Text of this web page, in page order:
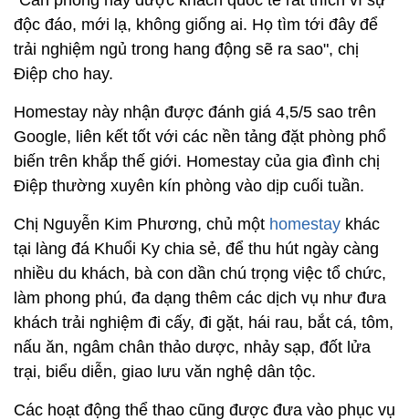
độc đáo, mới lạ, không giống ai. Họ tìm tới đây để
trải nghiệm ngủ trong hang động sẽ ra sao", chị
Điệp cho hay.
Homestay này nhận được đánh giá 4,5/5 sao trên
Google, liên kết tốt với các nền tảng đặt phòng phổ
biến trên khắp thế giới. Homestay của gia đình chị
Điệp thường xuyên kín phòng vào dịp cuối tuần.
Chị Nguyễn Kim Phương, chủ một homestay khác
tại làng đá Khuổi Ky chia sẻ, để thu hút ngày càng
nhiều du khách, bà con dần chú trọng việc tổ chức,
làm phong phú, đa dạng thêm các dịch vụ như đưa
khách trải nghiệm đi cấy, đi gặt, hái rau, bắt cá, tôm,
nấu ăn, ngâm chân thảo dược, nhảy sạp, đốt lửa
trại, biểu diễn, giao lưu văn nghệ dân tộc.
Các hoạt động thể thao cũng được đưa vào phục vụ